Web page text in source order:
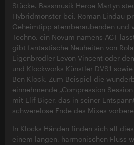
Stücke. Bassmusik Heroe Martyn
Hybridmonster bei, Roman Lindau
Geheimtipp atemberaubenden und
Techno, ein Novum namens ACT
gibt fantastische Neuheiten von
Eigenbrödler Levon Vincent oder
und Klockworks Künstler DVS1
Ben Klock. Zum Beispiel die
einnehmende „Compression
mit Elif Biçer, das in seiner
schwerelose Ende des Mixes
In Klocks Händen finden sich all
einem langen, harmonischen Fluss